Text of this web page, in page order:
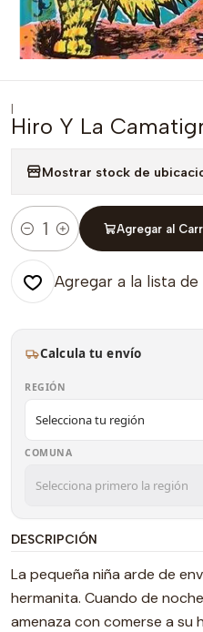
|
Hiro Y La
Mostrar stock de
Cantidad
Agregar al
Agregar a la lista
Calcula tu envío
REGIÓN
COMUNA
DESCRIPCIÓN
La pequeña niña arde de
hermanita. Cuando de
amenaza con comerse a su